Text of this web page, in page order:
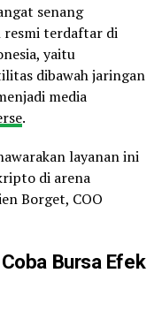
senang
resmi terdaftar di
yaitu
dibawah jaringan
media
.
layanan ini
di arena
Borget, COO
Bursa Efek